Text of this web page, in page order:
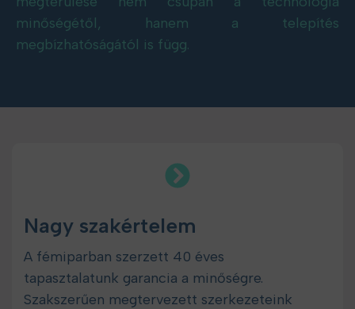
minőségétől, hanem a telepítés
megbízhatóságától is függ.
Nagy szakértelem
A fémiparban szerzett 40 éves
tapasztalatunk garancia a minőségre.
Szakszerűen megtervezett szerkezeteink